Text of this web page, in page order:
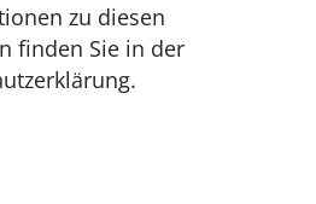
zu diesen
finden Sie in der